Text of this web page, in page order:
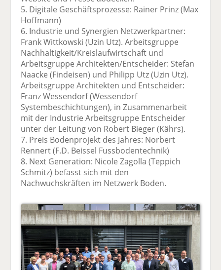
5. Digitale Geschäftsprozesse: Rainer Prinz (Max
Hoffmann)
6. Industrie und Synergien Netzwerkpartner:
Frank Wittkowski (Uzin Utz). Arbeitsgruppe
Nachhaltigkeit/Kreislaufwirtschaft und
Arbeitsgruppe Architekten/Entscheider: Stefan
Naacke (Findeisen) und Philipp Utz (Uzin Utz).
Arbeitsgruppe Architekten und Entscheider:
Franz Wessendorf (Wessendorf
Systembeschichtungen), in Zusammenarbeit
mit der Industrie Arbeitsgruppe Entscheider
unter der Leitung von Robert Bieger (Kährs).
7. Preis Bodenprojekt des Jahres: Norbert
Rennert (F.D. Beissel Fussbodentechnik)
8. Next Generation: Nicole Zagolla (Teppich
Schmitz) befasst sich mit den
Nachwuchskräften im Netzwerk Boden.